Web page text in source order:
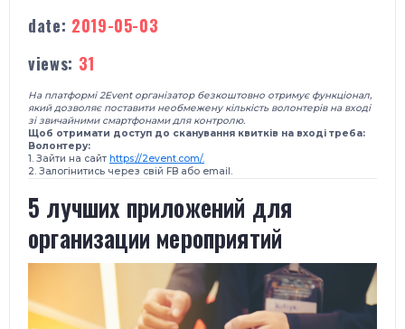
date: 2019-05-03
views: 31
На платформі 2Event організатор безкоштовно отримує функціонал,
який дозволяє поставити необмежену кількість волонтерів на вході
зі звичайними смартфонами для контролю.
Щоб отримати доступ до сканування квитків на вході треба:
Волонтеру:
1. Зайти на сайт https://2event.com/.
2. Залогінитись через свій FB або email.
5 лучших приложений для
организации мероприятий